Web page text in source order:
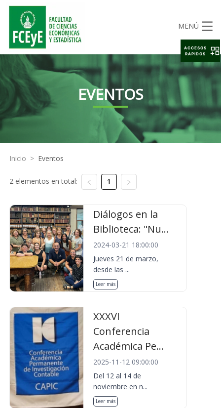
MENÚ
EVENTOS
Inicio > Eventos
2 elementos en total: 1
Diálogos en la
Biblioteca: "Nu...
2024-03-21 18:00:00
Jueves 21 de marzo,
desde las ...
Leer más
XXXVI
Conferencia
Académica Pe...
2025-11-12 09:00:00
Del 12 al 14 de
noviembre en n...
Leer más
ACCESOS
RAPIDOS